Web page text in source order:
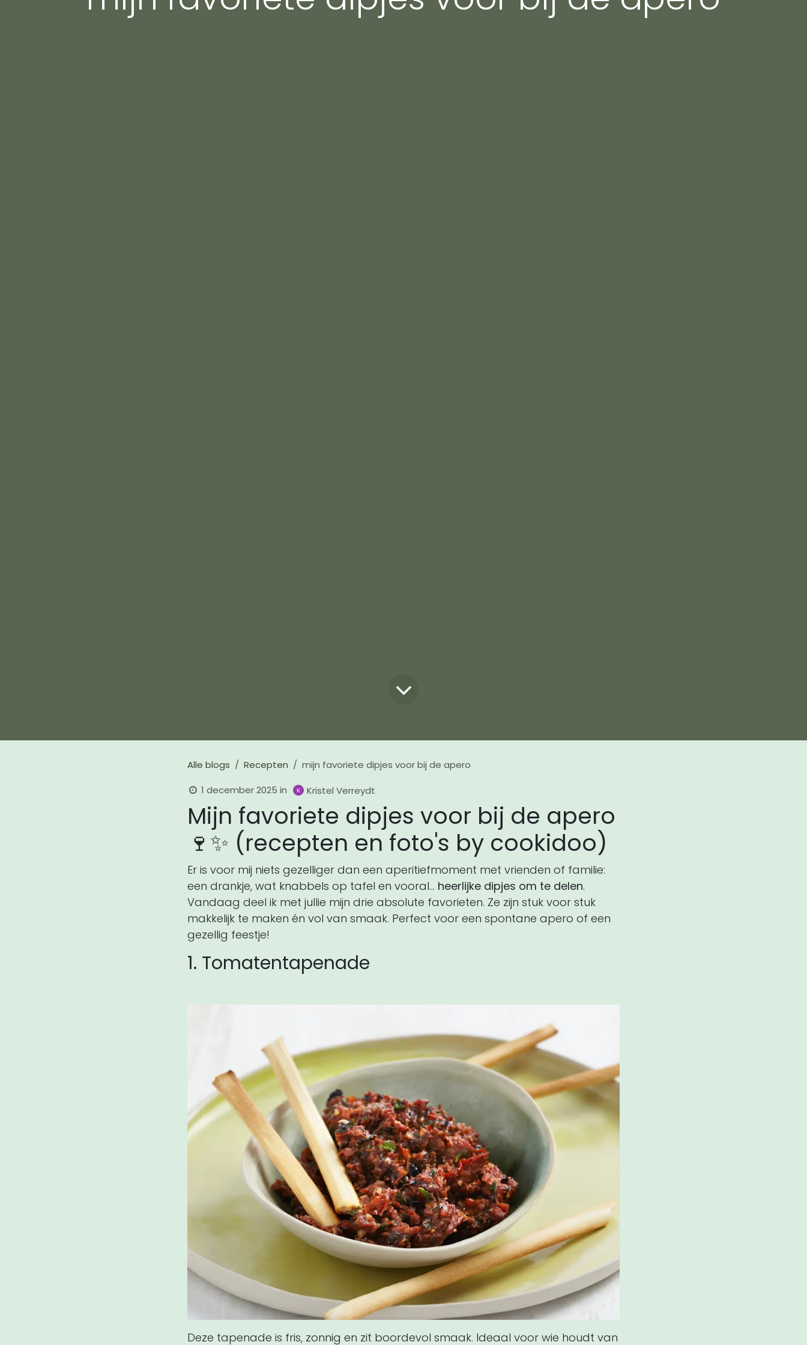
Alle blogs Recepten
mijn favoriete dipjes voor bij de apero
1 december 2025 in Kristel Verreydt
Mijn favoriete dipjes voor bij de apero
🍷✨ (recepten en foto's by cookidoo)
Er is voor mij niets gezelliger dan een aperitiefmoment met vrienden of familie:
een drankje, wat knabbels op tafel en vooral… heerlijke dipjes om te delen.
Vandaag deel ik met jullie mijn drie absolute favorieten. Ze zijn stuk voor stuk
makkelijk te maken én vol van smaak. Perfect voor een spontane apero of een
gezellig feestje!
1. Tomatentapenade
Deze tapenade is fris, zonnig en zit boordevol smaak. Ideaal voor wie houdt van